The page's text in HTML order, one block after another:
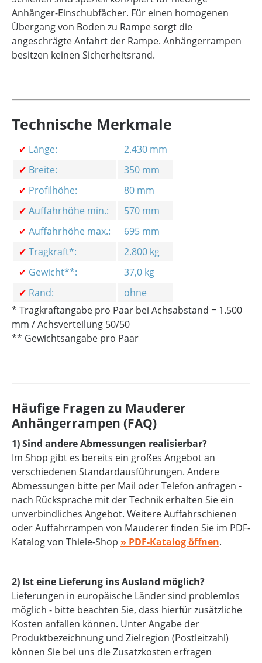
Anhänger-Einschubfächer. Für einen homogenen
Übergang von Boden zu Rampe sorgt die
angeschrägte Anfahrt der Rampe. Anhängerrampen
besitzen keinen Sicherheitsrand.
Technische Merkmale
✔ Länge:
2.430 mm
✔ Breite:
350 mm
✔ Profilhöhe:
80 mm
✔ Auffahrhöhe min.:
570 mm
✔ Auffahrhöhe max.:
695 mm
✔ Tragkraft*:
2.800 kg
✔ Gewicht**:
37,0 kg
✔ Rand:
ohne
* Tragkraftangabe pro Paar bei Achsabstand = 1.500
mm / Achsverteilung 50/50
** Gewichtsangabe pro Paar
Häufige Fragen zu Mauderer
Anhängerrampen (FAQ)
1) Sind andere Abmessungen realisierbar?
Im Shop gibt es bereits ein großes Angebot an
verschiedenen Standardausführungen. Andere
Abmessungen bitte per Mail oder Telefon anfragen -
nach Rücksprache mit der Technik erhalten Sie ein
unverbindliches Angebot. Weitere Auffahrschienen
oder Auffahrrampen von Mauderer finden Sie im PDF-
Katalog von Thiele-Shop » PDF-Katalog öffnen.
2) Ist eine Lieferung ins Ausland möglich?
Lieferungen in europäische Länder sind problemlos
möglich - bitte beachten Sie, dass hierfür zusätzliche
Kosten anfallen können. Unter Angabe der
Produktbezeichnung und Zielregion (Postleitzahl)
können Sie bei uns die Zusatzkosten erfragen